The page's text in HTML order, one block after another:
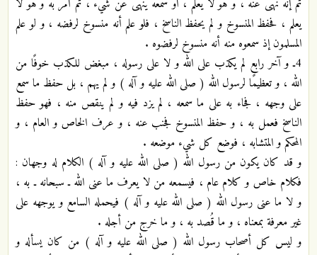
ثم إنه نهى عنه ، و هو لا يعلم ، أو سمعه ينهى عن شيء ، ثم أمر به و هو لا
يعلم ، فحفظ المنسوخ و لم يحفظ الناسخ ، فلو علم أنه منسوخ لرفضه ، و لو علم
المسلمون إذ سمعوه منه أنه منسوخ لرفضوه .
4ـ و آخر رابع لم يكذب على الله و لا على رسوله ، مبغض للكذب خوفًا من
الله ، و تعظيمًا لرسول الله ( صلى الله عليه و آله ) و لم يهم ، بل حفظ ما سمع
على وجهه ، فجاء به على ما سمعه ، لم يزد فيه و لم ينقص منه ، فهو حفظ
الناسخ فعمل به ، و حفظ المنسوخ فجنب عنه ، و عرف الخاص و العام ، و
المحكم و المتشابه ، فوضع كل شيء موضعه .
و قد كان يكون من رسول الله ( صلى الله عليه و آله ) الكلام له وجهان :
فكلام خاص و كلام عام ، فيسمعه من لا يعرف ما عنى الله ـ سبحانه ـ به ،
و لا ما عنى رسول الله ( صلى الله عليه و آله ) فيحمله السامع و يوجهه على
غير معرفة بمعناه ، و ما قُصد به ، و ما خرج من أجله .
و ليس كل أصحاب رسول الله ( صلى الله عليه و آله ) من كان يسأله و